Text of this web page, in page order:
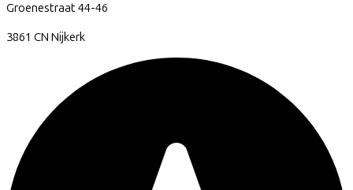
Groenestraat44-46
3861 CN Nijkerk